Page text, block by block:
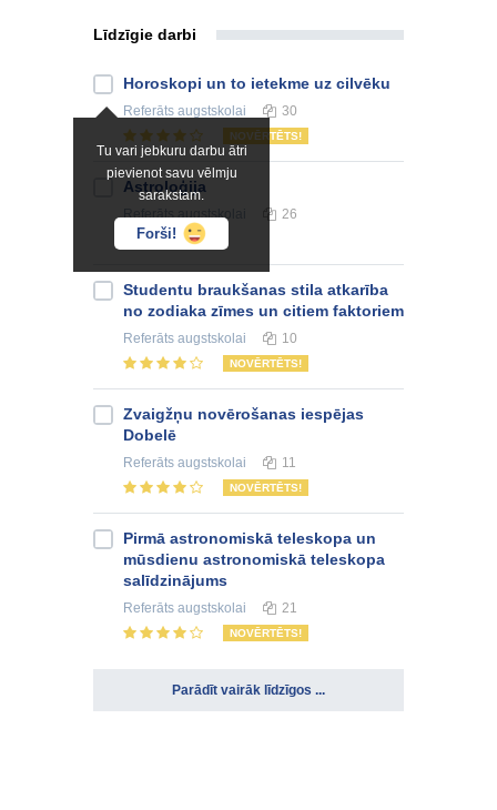
Līdzīgie darbi
Tu vari jebkuru darbu ātri
pievienot savu vēlmju
sarakstam.
Forši!
Horoskopi un to ietekme uz cilvēku
Referāts augstskolai 30
NOVĒRTĒTS!
Astroloģija
Referātsaugstskolai 26
Studentu braukšanas stila atkarība
no zodiaka zīmes un citiem faktoriem
Referāts augstskolai 10
NOVĒRTĒTS!
Zvaigžņu novērošanas iespējas
Dobelē
Referāts augstskolai 11
NOVĒRTĒTS!
Pirmā astronomiskā teleskopa un
mūsdienu astronomiskā teleskopa
salīdzinājums
Referāts augstskolai 21
NOVĒRTĒTS!
Parādīt vairāk līdzīgos ...